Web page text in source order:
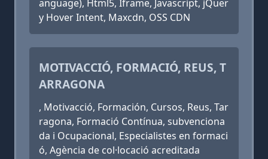
anguage), Html5, Iframe, Javascript, jQuer
y Hover Intent, Maxcdn, OSS CDN
MOTIVACCIÓ, FORMACIÓ, REUS, T
ARRAGONA
, Motivacció, Formación, Cursos, Reus, Tar
ragona, Formació Contínua, subvenciona
da i Ocupacional, Especialistes en formaci
ó, Agència de col·locació acreditada